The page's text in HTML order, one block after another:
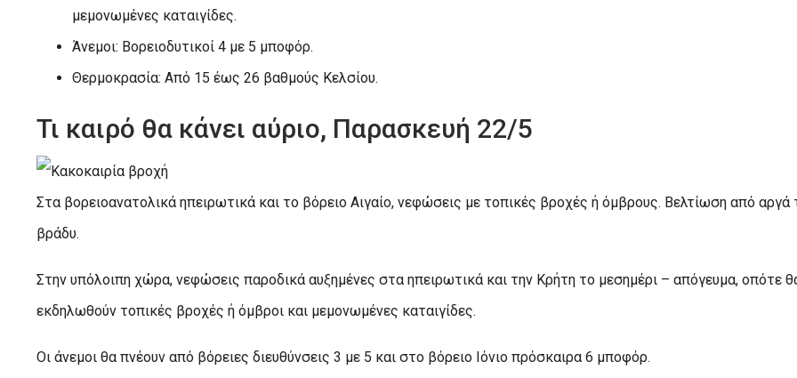
μεμονωμένες καταιγίδες.
Άνεμοι: Βορειοδυτικοί 4 με 5 μποφόρ.
Θερμοκρασία: Από 15 έως 26 βαθμούς Κελσίου.
Τι καιρό θα κάνει αύριο, Παρασκευή 22/5
Στα βορειοανατολικά ηπειρωτικά και το βόρειο Αιγαίο, νεφώσεις με τοπικές βροχές ή όμβρους. Βελτίωση από αργά
βράδυ.
Στην υπόλοιπη χώρα, νεφώσεις παροδικά αυξημένες στα ηπειρωτικά και την Κρήτη το μεσημέρι – απόγευμα, οπότε
εκδηλωθούν τοπικές βροχές ή όμβροι και μεμονωμένες καταιγίδες.
Οι άνεμοι θα πνέουν από βόρειες διευθύνσεις 3 με 5 και στο βόρειο Ιόνιο πρόσκαιρα 6 μποφόρ.